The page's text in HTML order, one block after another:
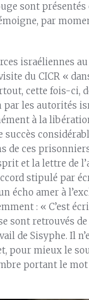
sont
par
israéliennes
du CICR «
cette fois-ci,
les autorités
à la
succès
de ces
et la lettre de
stipulé par
écho amer à
: « C’est
sont retrouvés
de Sisyphe. Il
pour mieux le
portant le